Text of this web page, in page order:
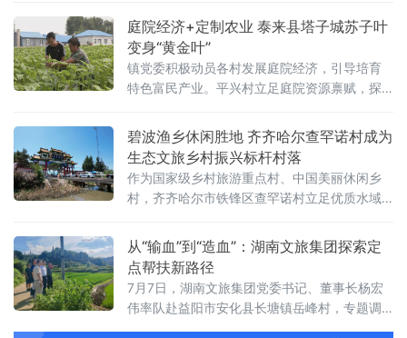
闽西红土地上书写着乡村振兴的生动答卷。
庭院经济+定制农业 泰来县塔子城苏子叶
变身“黄金叶”
镇党委积极动员各村发展庭院经济，引导培育
特色富民产业。平兴村立足庭院资源禀赋，探
向销售”融合发展路径，以小庭院撬动大产业，
以定制化保障稳增收，走出一条特色鲜明、多
方共赢的乡村振兴新路子。平兴村聚焦农户
碧波渔乡休闲胜地 齐齐哈尔查罕诺村成为
生态文旅乡村振兴标杆村落
作为国家级乡村旅游重点村、中国美丽休闲乡
村，齐齐哈尔市铁锋区查罕诺村立足优质水域
展模式，持续完善文旅业态、夯实配套基础，
成功入选世界旅游联盟旅游助力乡村振兴典型
案例，成为黑土地上以生态文旅赋能乡村全面
振兴的标杆村落。查罕诺村全域面积23.8平方
公里，水域资源丰沛优越，坐拥3850亩天然湖
从“输血”到“造血”：湖南文旅集团探索定
点帮扶新路径
7月7日，湖南文旅集团党委书记、董事长杨宏
伟率队赴益阳市安化县长塘镇岳峰村，专题调